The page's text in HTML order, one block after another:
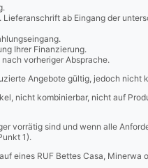
Lieferanschrift ab Eingang der
Ihrer Finanzierung.
vorheriger Absprache.
Angebote gültig, jedoch nicht
nicht kombinierbar, nicht auf
vorrätig sind und wenn alle
1).
eines RUF Bettes Casa, Minerwa